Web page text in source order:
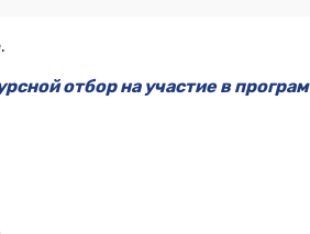
.
отбор на участие в